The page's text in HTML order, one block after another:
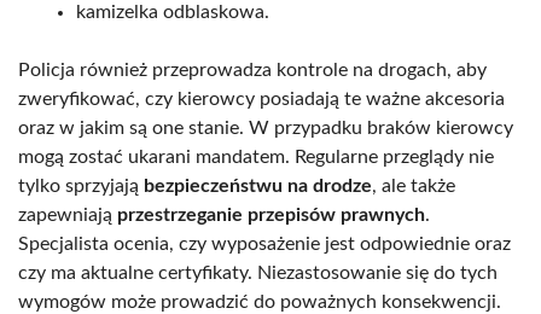
kamizelka odblaskowa.
Policja również przeprowadza kontrole na drogach, aby
zweryfikować, czy kierowcy posiadają te ważne akcesoria
oraz w jakim są one stanie. W przypadku braków kierowcy
mogą zostać ukarani mandatem. Regularne przeglądy nie
tylko sprzyjają bezpieczeństwu na drodze, ale także
zapewniają przestrzeganie przepisów prawnych.
Specjalista ocenia, czy wyposażenie jest odpowiednie oraz
czy ma aktualne certyfikaty. Niezastosowanie się do tych
wymogów może prowadzić do poważnych konsekwencji.